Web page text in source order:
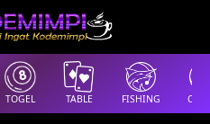
TOGEL TABLE FISHING